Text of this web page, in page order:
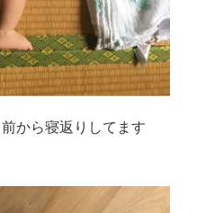
から寝返りしてます